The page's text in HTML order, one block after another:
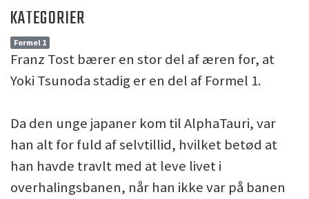
KATEGORIER
Formel 1
Franz Tost bærer en stor del af æren for, at
Yoki Tsunoda stadig er en del af Formel 1.
Da den unge japaner kom til AlphaTauri, var
han alt for fuld af selvtillid, hvilket betød at
han havde travlt med at leve livet i
overhalingsbanen, når han ikke var på banen